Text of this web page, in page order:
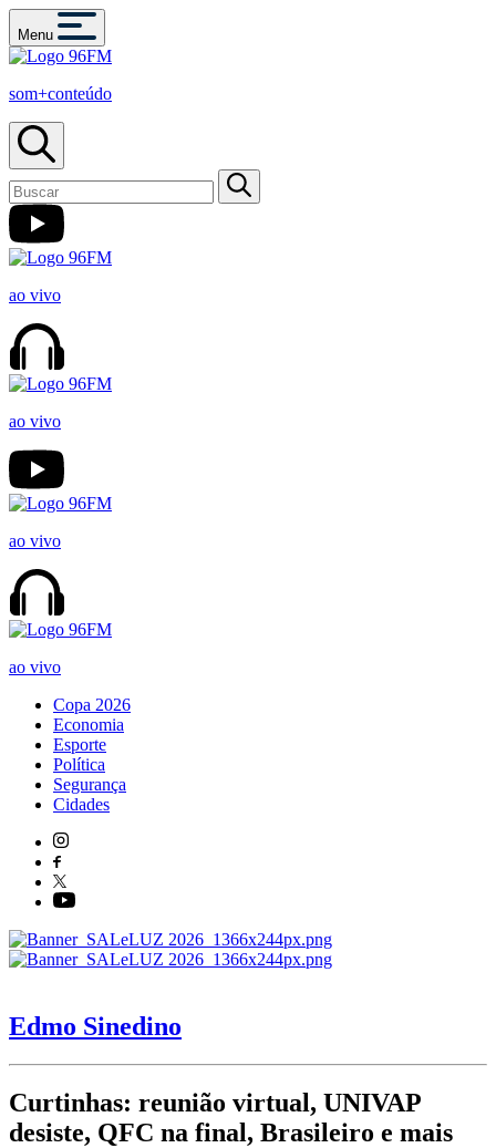
Menu
som+conteúdo
ao vivo
ao vivo
ao vivo
ao vivo
Copa 2026
Economia
Esporte
Política
Segurança
Cidades
Edmo Sinedino
Curtinhas: reunião virtual, UNIVAP
desiste, QFC na final, Brasileiro e mais